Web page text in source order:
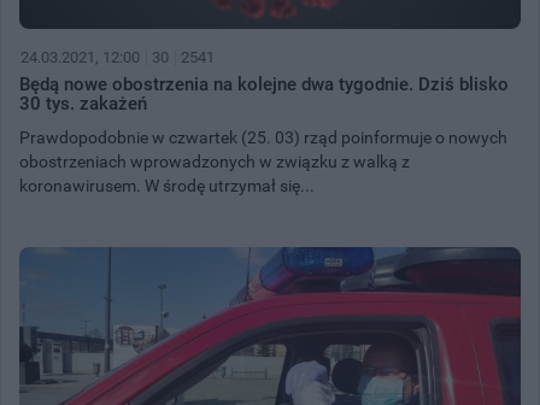
24.03.2021, 12:00 30 2541
Będą nowe obostrzenia na kolejne dwa tygodnie. Dziś blisko
30 tys. zakażeń
Prawdopodobnie w czwartek (25. 03) rząd poinformuje o nowych
obostrzeniach wprowadzonych w związku z walką z
koronawirusem. W środę utrzymał się...